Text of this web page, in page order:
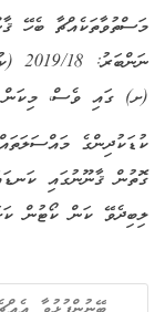
މަސްތުވާތަކެއްޗާ ބެހޭ
(ށ) ގައި ވެސް،
ކުޑަކުދިންގެ
ގޮތުން ޤާނޫނުގައި
ލިބިދެވޭ ކަން ކޯޓުން